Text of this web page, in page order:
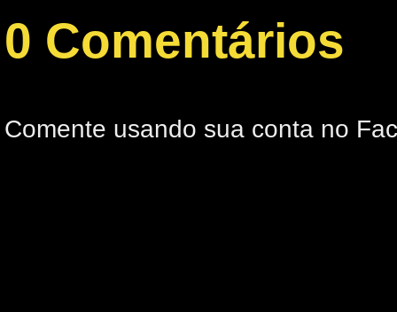
0 Comentários
Comente usando sua conta no